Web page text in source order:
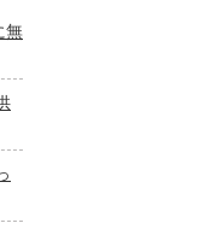
無